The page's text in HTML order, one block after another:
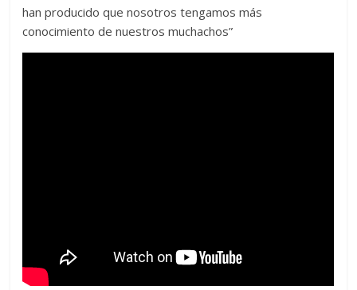
han producido que nosotros tengamos más
conocimiento de nuestros muchachos”